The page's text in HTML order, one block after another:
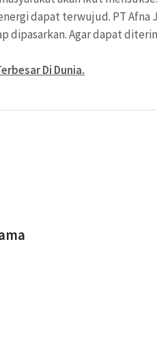
dapat terwujud. PT Afna
dipasarkan. Agar dapat
Di Dunia.